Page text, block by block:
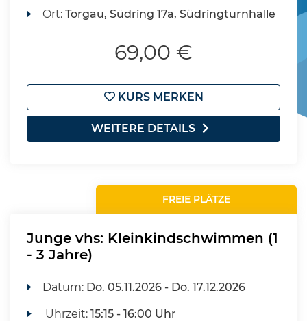
Ort:Torgau, Südring 17a, Südringturnhalle
69,00 €
KURS MERKEN
WEITERE DETAILS
FREIE PLÄTZE
Junge vhs: Kleinkindschwimmen (1
- 3 Jahre)
Datum: Do. 05.11.2026 - Do. 17.12.2026
Uhrzeit:15:15 - 16:00 Uhr